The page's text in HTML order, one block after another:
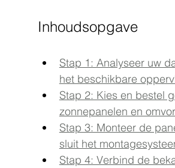
Inhoudsopgave
Stap 1: Analyseer uw
het beschikbare
Stap 2: Kies en bestel
zonnepanelen en
Stap 3: Monteer de
sluit het
Stap 4: Verbind de